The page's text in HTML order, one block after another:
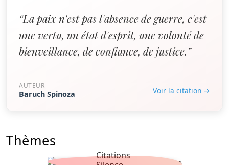
“La paix n'est pas l'absence de guerre, c'est
une vertu, un état d'esprit, une volonté de
bienveillance, de confiance, de justice.”
AUTEUR
Baruch Spinoza Voir la citation →
Thèmes
Citations